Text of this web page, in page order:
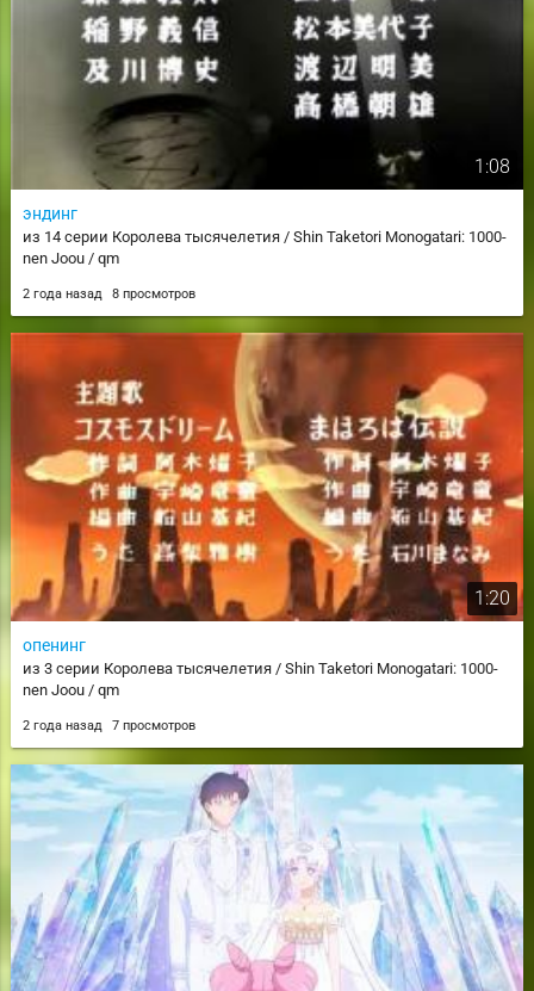
1:08
эндинг
из 14 серии Королева тысячелетия / Shin Taketori Monogatari: 1000-
nen Joou / qm
2 года назад 8 просмотров
1:20
опенинг
из 3 серии Королева тысячелетия / Shin Taketori Monogatari: 1000-
nen Joou / qm
2 года назад 7 просмотров